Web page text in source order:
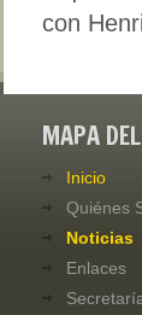
con
MAPA
Inicio
Quiénes
Noticias
Enlaces